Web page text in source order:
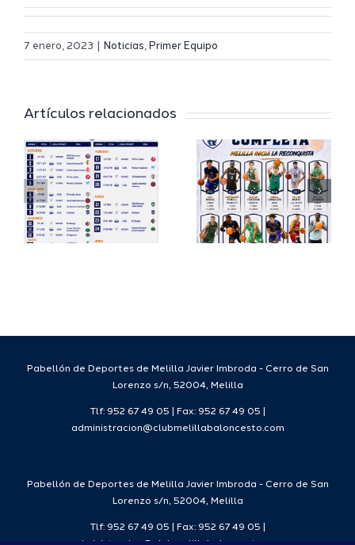
7 enero, 2023 Noticias, Primer Equipo
Artículos relacionados
El Melilla
del
Deporte
completa
su
proyecto
Definidos
FEB y la
Copa
España
FEB para
2026/27
Pabellón de Deportes de Melilla Javier Imbroda - Cerro de San
Lorenzo s/n, 52004, Melilla
Tlf: 952 67 49 05 | Fax: 952 67 49 05 |
administracion@clubmelillabaloncesto.com
Pabellón de Deportes de Melilla Javier Imbroda - Cerro de San
Lorenzo s/n, 52004, Melilla
Tlf: 952 67 49 05 | Fax: 952 67 49 05 |